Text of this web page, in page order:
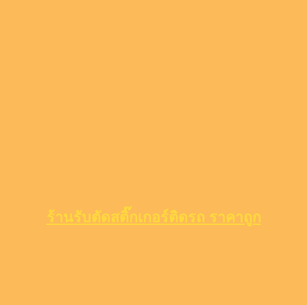
ร้านรับตัดสติ๊กเกอร์ติดรถ ราคาถูก